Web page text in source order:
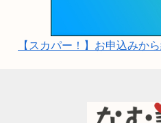
【スカパー！】お申込みか